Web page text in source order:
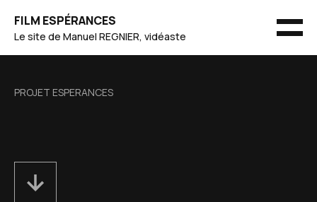
content
FILM ESPÉRANCES
Le site de Manuel REGNIER, vidéaste
PROJET ESPERANCES